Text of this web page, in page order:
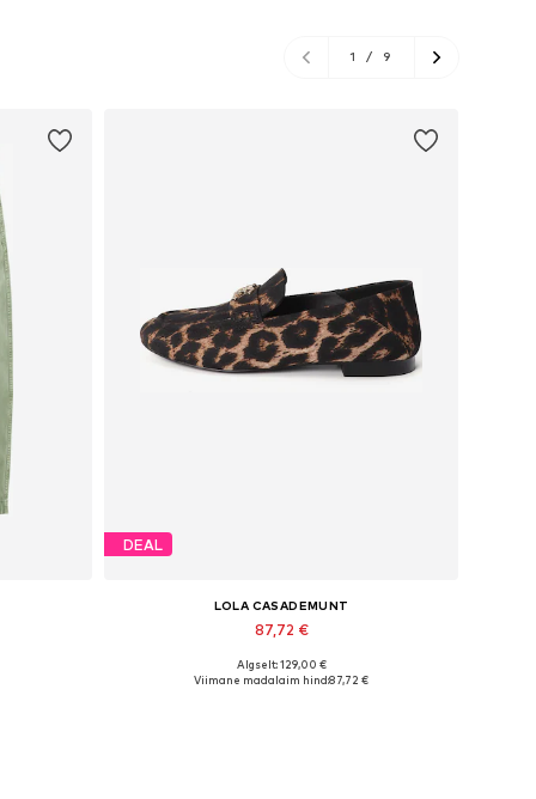
1 / 9
DEAL
LOLA CASADEMUNT
87,72 €
Saadaolevad suurused: 36, 37, 38, 39
Algselt: 129,00 €
Viimane madalaim hind:87,72 €